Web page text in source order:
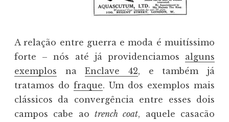
A relação entre guerra e moda é muitíssimo
forte – nós até já providenciamos alguns
exemplos naEnclave 42, e também já
tratamos do fraque. Um dos exemplos mais
clássicos da convergência entre esses dois
campos cabe ao trench coat, aquele casacão